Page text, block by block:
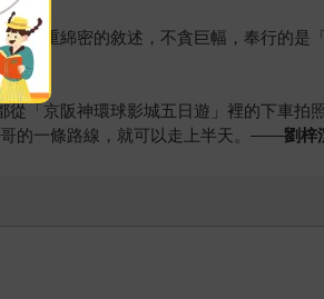
厚重綿密的敘述，不貪巨幅，奉行的是
「京阪神環球影城五日遊」裡的下車拍
哥的一條路線，就可以走上半天。——劉梓